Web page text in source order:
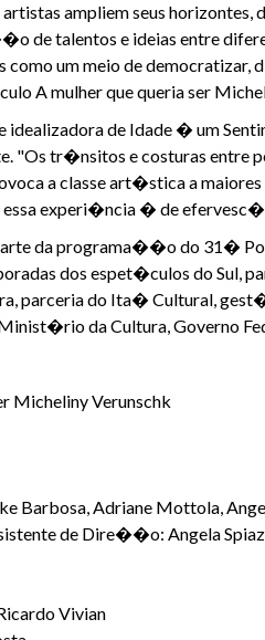
ampliem seus
de talentos e ideias entre
como um meio de
A mulher que queria ser
idealizadora de Idade � um
"Os tr�nsitos e costuras entre
a classe art�stica a
experi�ncia � de
da programa��o do 31�
dos espet�culos do Sul,
parceria do Ita� Cultural,
da Cultura, Governo
Micheliny Verunschk
Barbosa, Adriane Mottola,
de Dire��o: Angela
Vivian